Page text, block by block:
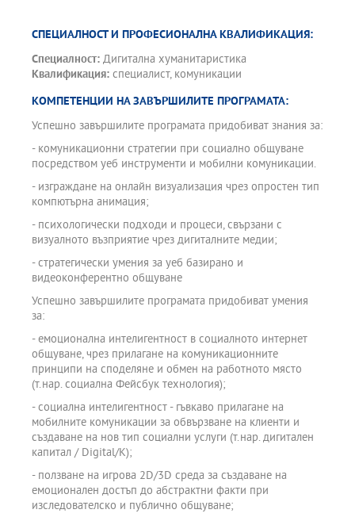
СПЕЦИАЛНОСТ И ПРОФЕСИОНАЛНА КВАЛИФИКАЦИЯ:
Специалност: Дигитална хуманитаристика
Квалификация: специалист, комуникации
КОМПЕТЕНЦИИ НА ЗАВЪРШИЛИТЕ ПРОГРАМАТА:
Успешно завършилите програмата придобиват знания за:
- комуникационни стратегии при социално общуване
посредством уеб инструменти и мобилни комуникации.
- изграждане на онлайн визуализация чрез опростен тип
компютърна анимация;
- психологически подходи и процеси, свързани с
визуалното възприятие чрез дигиталните медии;
- стратегически умения за уеб базирано и
видеоконферентно общуване
Успешно завършилите програмата придобиват умения
за:
- емоционална интелигентност в социалното интернет
общуване, чрез прилагане на комуникационните
принципи на споделяне и обмен на работното място
(т.нар. социална Фейсбук технология);
- социална интелигентност - гъвкаво прилагане на
мобилните комуникации за обвързване на клиенти и
създаване на нов тип социални услуги (т.нар. дигитален
капитал / Digital/K);
- ползване на игрова 2D/3D среда за създаване на
емоционален достъп до абстрактни факти при
изследователско и публично общуване;